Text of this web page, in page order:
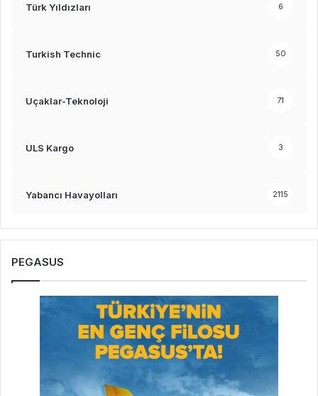
Türk Yıldızları 6
Turkish Technic 50
Uçaklar-Teknoloji 71
ULS Kargo 3
Yabancı Havayolları 2115
PEGASUS